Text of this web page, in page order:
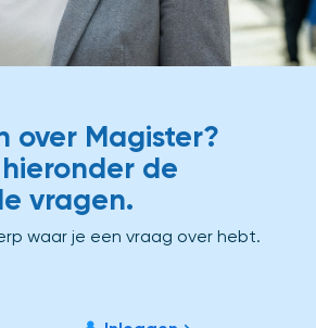
over Magister?
de
vragen.
waar je een vraag over hebt.